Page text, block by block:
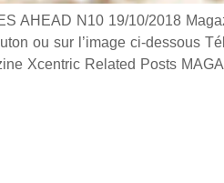
AHEAD N10 19/10/2018
ou sur l’image ci-dessous
Xcentric Related Posts